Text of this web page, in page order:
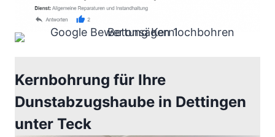
Kernbohrung für Ihre
Dunstabzugshaube in Dettingen
unter Teck